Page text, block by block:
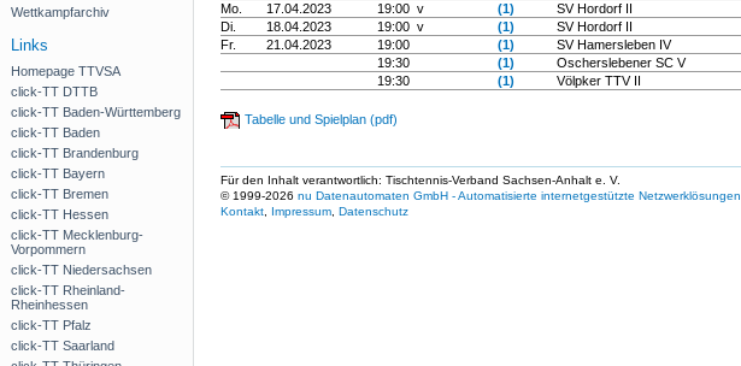
Wettkampfarchiv
Links
Homepage TTVSA
click-TT DTTB
click-TT Baden-Württemberg
click-TT Baden
click-TT Brandenburg
click-TT Bayern
click-TT Bremen
click-TT Hessen
click-TT Mecklenburg-
Vorpommern
click-TT Niedersachsen
click-TT Rheinland-
Rheinhessen
click-TT Pfalz
click-TT Saarland
Mo. 17.04.2023 19:00 v (1) SV Hordorf II
Di.
18.04.2023 19:00 v (1) SV Hordorf II
Fr.
21.04.2023 19:00 (1) SV Hamersleben IV
19:30
(1) Oscherslebener SC V
19:30
(1) Völpker TTV II
Tabelle und Spielplan (pdf)
Für den Inhalt verantwortlich: Tischtennis-Verband Sachsen-Anhalt e. V.
© 1999-2026 nu Datenautomaten GmbH - Automatisierte internetgestützte Netzwerklösungen
Kontakt
Impressum Datenschutz